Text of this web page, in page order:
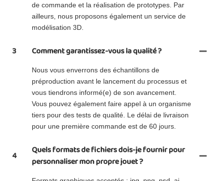
de commande et la réalisation de prototypes. Par
ailleurs, nous proposons également un service de
modélisation 3D.
3 Comment garantissez-vous la qualité ?
Nous vous enverrons des échantillons de
préproduction avant le lancement du processus et
vous tiendrons informé(e) de son avancement.
Vous pouvez également faire appel à un organisme
tiers pour des tests de qualité. Le délai de livraison
pour une première commande est de 60 jours.
4
Quels formats de fichiers dois-je fournir pour
personnaliser mon propre jouet ?